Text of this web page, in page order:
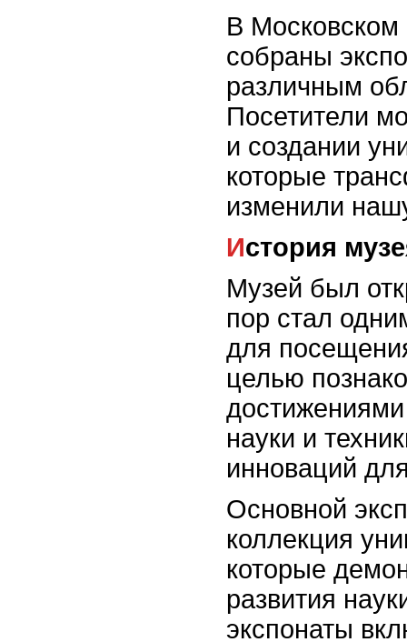
В Московском
собраны
различным
Посетители
и создании
которые
изменили
История
Музей был
пор стал
для
целью
науки и
инноваций
Основной
коллекция
которые
развития
экспонаты